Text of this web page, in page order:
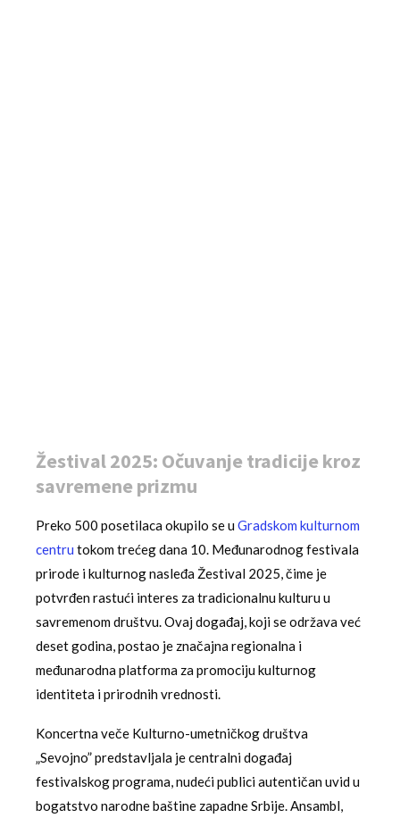
Žestival 2025: Očuvanje tradicije kroz
savremene prizmu
Preko 500 posetilaca okupilo se uGradskom kulturnom
centru tokom trećeg dana 10. Međunarodnog festivala
prirode i kulturnog nasleđa Žestival 2025, čime je
potvrđen rastući interes za tradicionalnu kulturu u
savremenom društvu. Ovaj događaj, koji se održava već
deset godina, postao je značajna regionalna i
međunarodna platforma za promociju kulturnog
identiteta i prirodnih vrednosti.
Koncertna veče Kulturno-umetničkog društva
„Sevojno” predstavljala je centralni događaj
festivalskog programa, nudeći publici autentičan uvid u
bogatstvo narodne baštine zapadne Srbije. Ansambl,